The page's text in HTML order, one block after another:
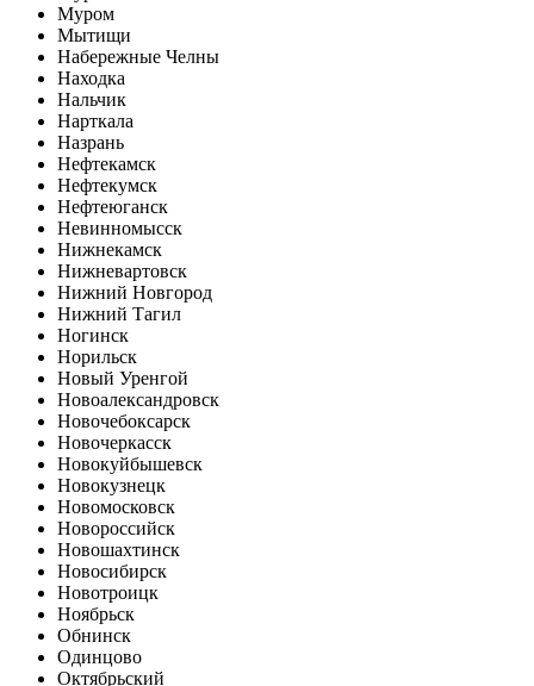
Муром
Мытищи
Набережные Челны
Находка
Нальчик
Нарткала
Назрань
Нефтекамск
Нефтекумск
Нефтеюганск
Невинномысск
Нижнекамск
Нижневартовск
Нижний Новгород
Нижний Тагил
Ногинск
Норильск
Новый Уренгой
Новоалександровск
Новочебоксарск
Новочеркасск
Новокуйбышевск
Новокузнецк
Новомосковск
Новороссийск
Новошахтинск
Новосибирск
Новотроицк
Ноябрьск
Обнинск
Одинцово
Октябрьский